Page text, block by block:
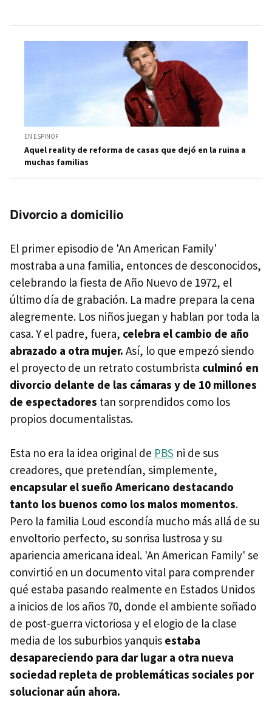
EN ESPINOF
Aquel reality de reforma de casas que dejó en la ruina a
muchas familias
Divorcio a domicilio
El primer episodio de 'An American Family'
mostraba a una familia, entonces de desconocidos,
celebrando la fiesta de Año Nuevo de 1972, el
último día de grabación. La madre prepara la cena
alegremente. Los niños juegan y hablan por toda la
casa. Y el padre, fuera, celebra el cambio de año
abrazado a otra mujer. Así, lo que empezó siendo
el proyecto de un retrato costumbrista culminó en
divorcio delante de las cámaras y de 10 millones
de espectadores tan sorprendidos como los
propios documentalistas.
Esta no era la idea original de PBS ni de sus
creadores, que pretendían, simplemente,
encapsular el sueño Americano destacando
tanto los buenos como los malos momentos.
Pero la familia Loud escondía mucho más allá de su
envoltorio perfecto, su sonrisa lustrosa y su
apariencia americana ideal. 'An American Family' se
convirtió en un documento vital para comprender
qué estaba pasando realmente en Estados Unidos
a inicios de los años 70, donde el ambiente soñado
de post-guerra victoriosa y el elogio de la clase
media de los suburbios yanquis estaba
desapareciendo para dar lugar a otra nueva
sociedad repleta de problemáticas sociales por
solucionar aún ahora.